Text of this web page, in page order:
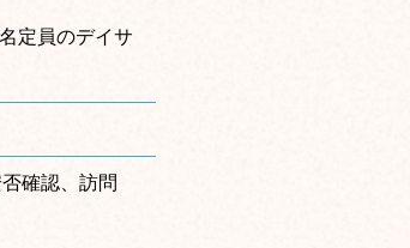
定員のデイサ
確認、訪問